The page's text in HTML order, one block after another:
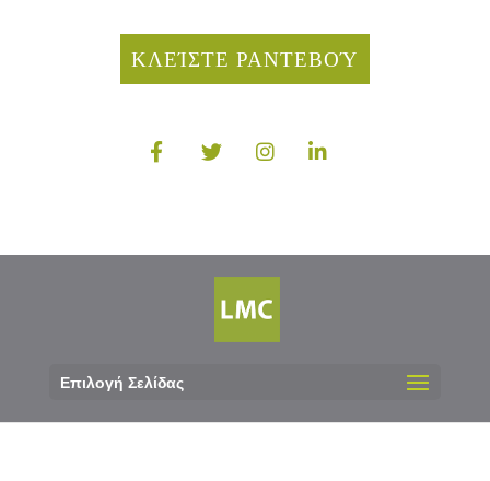
ΚΛΕΊΣΤΕ ΡΑΝΤΕΒΟΎ
Επιλογή Σελίδας